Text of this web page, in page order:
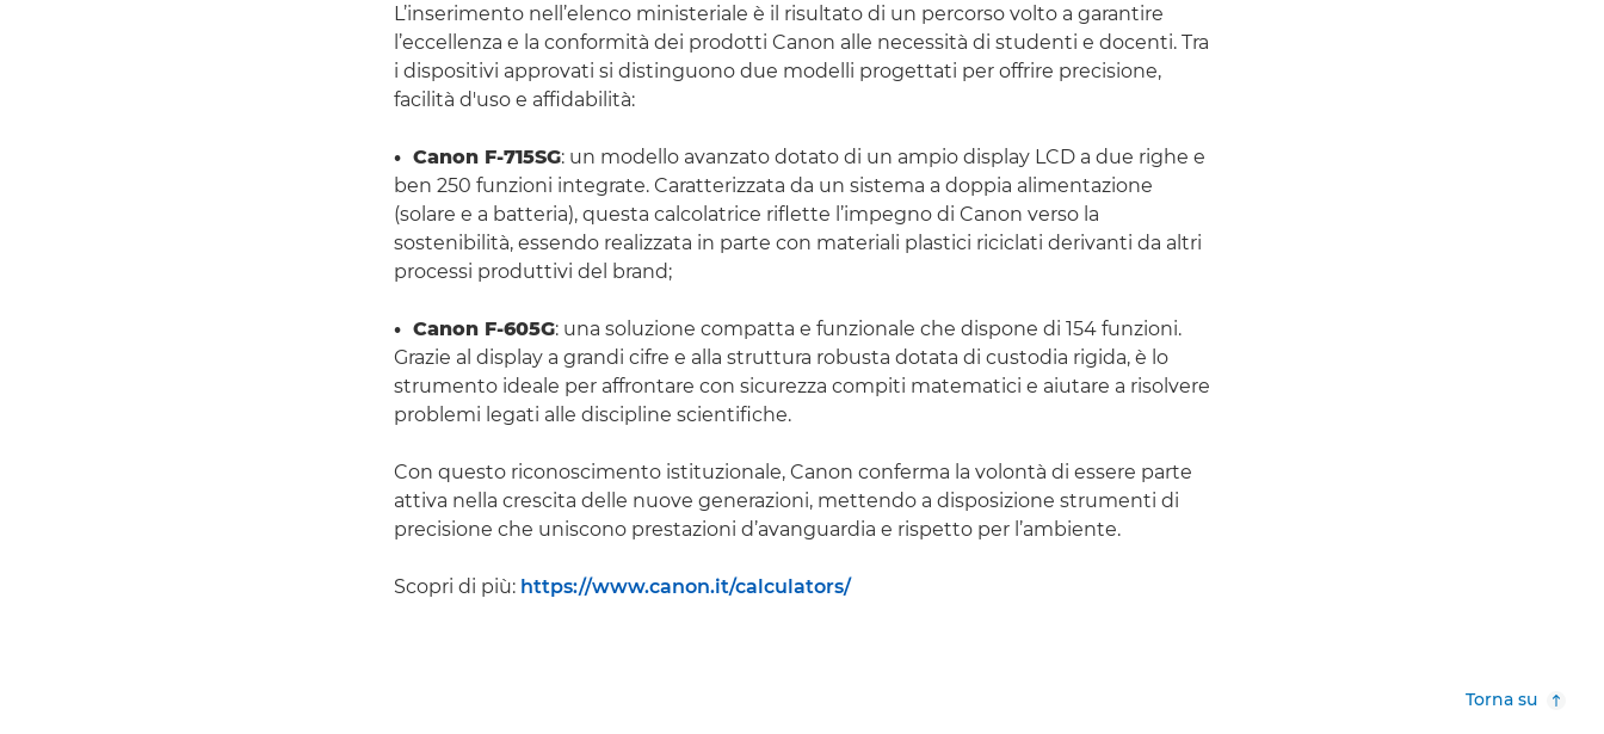
L’inserimento nell’elenco ministeriale è il risultato di un percorso volto a garantire
l’eccellenza e la conformità dei prodotti Canon alle necessità di studenti e docenti. Tra
i dispositivi approvati si distinguono due modelli progettati per offrire precisione,
facilità d'uso e affidabilità:
• Canon F-715SG: un modello avanzato dotato di un ampio display LCD a due righe e
ben 250 funzioni integrate. Caratterizzata da un sistema a doppia alimentazione
(solare e a batteria), questa calcolatrice riflette l’impegno di Canon verso la
sostenibilità, essendo realizzata in parte con materiali plastici riciclati derivanti da altri
processi produttivi del brand;
• Canon F-605G: una soluzione compatta e funzionale che dispone di 154 funzioni.
Grazie al display a grandi cifre e alla struttura robusta dotata di custodia rigida, è lo
strumento ideale per affrontare con sicurezza compiti matematici e aiutare a risolvere
problemi legati alle discipline scientifiche.
Con questo riconoscimento istituzionale, Canon conferma la volontà di essere parte
attiva nella crescita delle nuove generazioni, mettendo a disposizione strumenti di
precisione che uniscono prestazioni d’avanguardia e rispetto per l’ambiente.
Scopri di più: https://www.canon.it/calculators/
Torna su